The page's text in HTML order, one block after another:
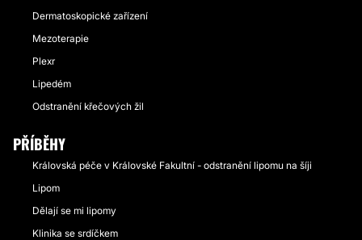
Dermatoskopické zařízení
Mezoterapie
Plexr
Lipedém
Odstranění křečových žil
PŘÍBĚHY
Královská péče v Královské Fakultní - odstranění lipomu na šíji
Lipom
Dělají se mi lipomy
Klinika se srdíčkem